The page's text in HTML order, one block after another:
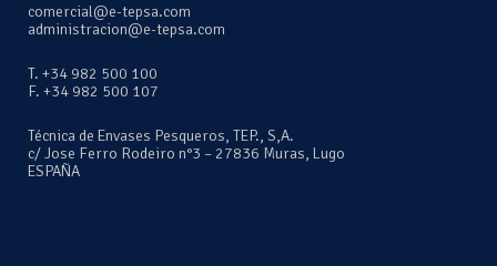
comercial@e-tepsa.com
administracion@e-tepsa.com
T. +34 982 500 100
F. +34 982 500 107
Técnica de Envases Pesqueros, TEP., S,A.
c/ Jose Ferro Rodeiro n°3 – 27836 Muras, Lugo
ESPAÑA